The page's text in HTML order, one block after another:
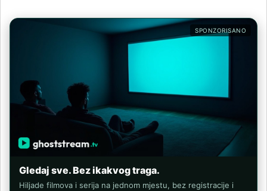
SPONZORISANO
Gledaj sve. Bez ikakvog traga.
Hiljade filmova i serija na jednom mjestu, bez registracije i